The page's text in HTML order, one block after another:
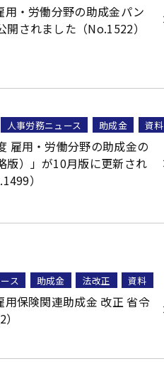
用・労働分野の助成金パン
開されました（No.1522）
人事労務ニュース 助成金 資料
雇用・労働分野の助成金の
版）」が10月版に更新され
）
ス 助成金 法改正 資料
用保険関連助成金 改正 省令